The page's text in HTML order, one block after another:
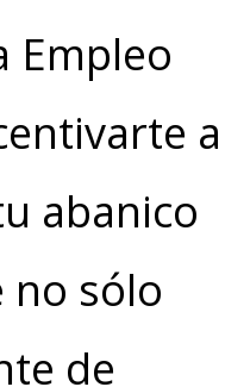
Empleo
a
abanico
no sólo
de